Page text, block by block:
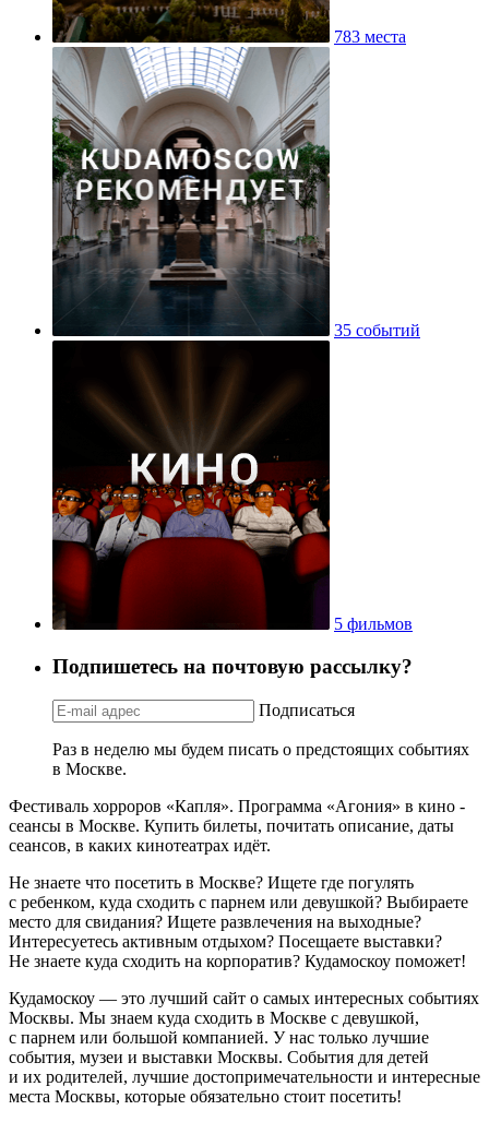
783 места
35 событий
5 фильмов
Подпишетесь на почтовую рассылку?
Подписаться
Раз в неделю мы будем писать о предстоящих событиях
в Москве.
Фестиваль хорроров «Капля». Программа «Агония» в кино -
сеансы в Москве. Купить билеты, почитать описание, даты
сеансов, в каких кинотеатрах идёт.
Не знаете что посетить в Москве? Ищете где погулять
с ребенком, куда сходить с парнем или девушкой? Выбираете
место для свидания? Ищете развлечения на выходные?
Интересуетесь активным отдыхом? Посещаете выставки?
Не знаете куда сходить на корпоратив? Кудамоскоу поможет!
Кудамоскоу — это лучший сайт о самых интересных событиях
Москвы. Мы знаем куда сходить в Москве с девушкой,
с парнем или большой компанией. У нас только лучшие
события, музеи и выставки Москвы. События для детей
и их родителей, лучшие достопримечательности и интересные
места Москвы, которые обязательно стоит посетить!